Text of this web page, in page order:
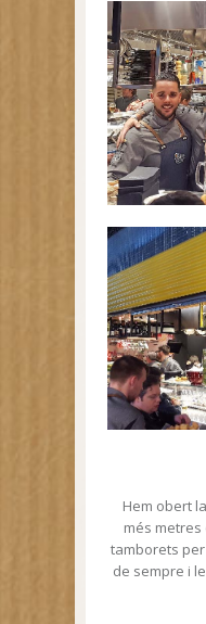
Hem obert
més
tamborets
de sempre i